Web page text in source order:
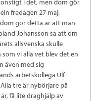
i det, men dom gör
fredagen 27 maj,
gör detta är att man
Johansson sa att om
allsvenska skulle
vi alla vet blev det en
även med sig
arbetskollega Ulf
tre är nybörjare på
få lite draghjälp av